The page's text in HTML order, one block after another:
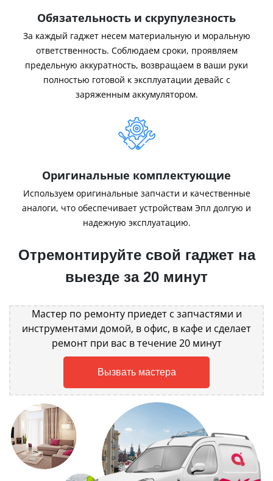
Обязательность и скрупулезность
За каждый гаджет несем материальную и моральную
ответственность. Соблюдаем сроки, проявляем
предельную аккуратность, возвращаем в ваши руки
полностью готовой к эксплуатации девайс с
заряженным аккумулятором.
Оригинальные комплектующие
Используем оригинальные запчасти и качественные
аналоги, что обеспечивает устройствам Эпл долгую и
надежную эксплуатацию.
Отремонтируйте свой гаджет на
выезде за 20 минут
Мастер по ремонту приедет с запчастями и
инструментами домой, в офис, в кафе и сделает
ремонт при вас в течение 20 минут
Вызвать мастера